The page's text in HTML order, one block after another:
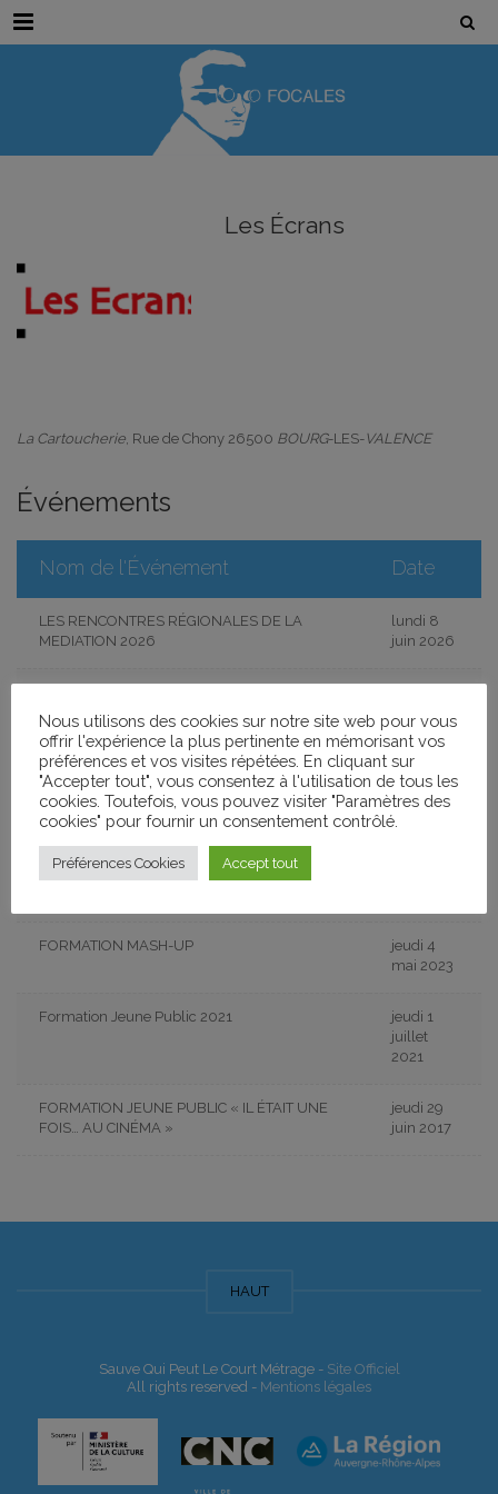
Menu
Les Écrans
La Cartoucherie , Rue de Chony 26500 BOURG-LES-VALENCE
Événements
Nom de l'Événement Date
LES RENCONTRES RÉGIONALES DE LA
MEDIATION 2026
lundi 8
juin 2026
MÉDIATION JEUNE PUBLIC ET PUBLICS
JEUNES 2025
2025
JOURNÉE PROFESSIONNELLE #3 :
ACCOMPAGNER LES FILMS EN SALLE
lundi 5
mai 2025
PRINTEMPS DOCUMENTAIRE
FORMATION MASH-UP
jeudi 4
mai 2023
Formation Jeune Public 2021
jeudi 1
juillet
2021
FORMATION JEUNE PUBLIC « IL ÉTAIT UNE
FOIS… AU CINÉMA »
jeudi 29
juin 2017
HAUT
Sauve Qui Peut Le Court Métrage - Site Officiel
All rights reserved - Mentions légales
Nous utilisons des cookies sur notre site web pour vous
offrir l'expérience la plus pertinente en mémorisant vos
préférences et vos visites répétées. En cliquant sur
"Accepter tout", vous consentez à l'utilisation de tous les
cookies. Toutefois, vous pouvez visiter "Paramètres des
cookies" pour fournir un consentement contrôlé.
Préférences Cookies Accept tout